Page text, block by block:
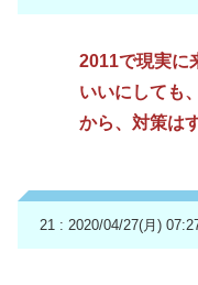
2011で現実に
いいにしても
から、対策は
21 : 2020/04/27(月)